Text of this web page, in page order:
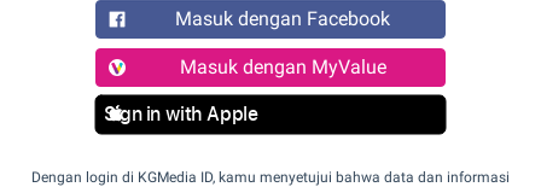
Masuk dengan Facebook
Masuk dengan MyValue
Sign in with Apple
Dengan login di KGMedia ID, kamu menyetujui bahwa data dan informasi